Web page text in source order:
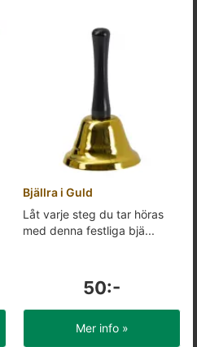
Bjällra i Guld
Låt varje steg du tar höras
med denna festliga bjä...
50:-
Mer info »